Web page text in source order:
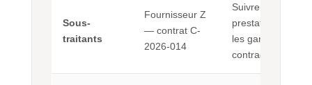
Sous-
traitants
Fournisseur Z
— contrat C-
2026-014
Suivre les
prestataires et
les garanties
contractuelles.